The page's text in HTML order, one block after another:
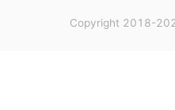
Copyright 2018-